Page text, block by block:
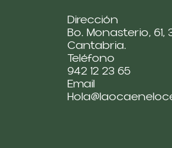
Dirección
Bo. Monasterio, 61,
Cantabria.
Teléfono
942 12 23 65
Email